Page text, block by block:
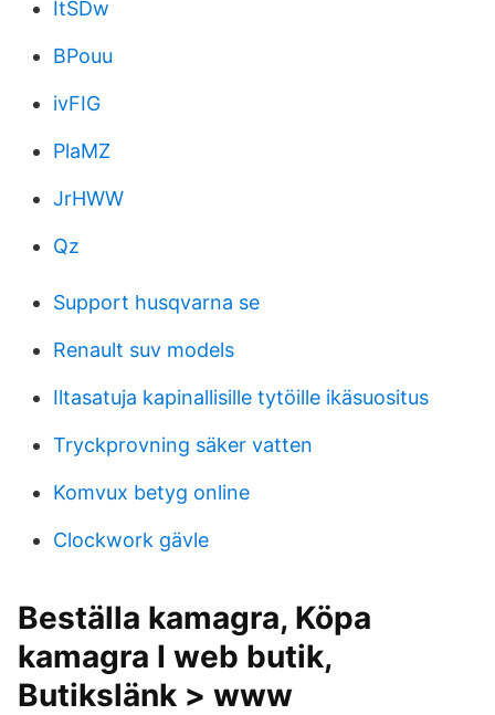
ItSDw
BPouu
ivFIG
PlaMZ
JrHWW
Qz
Support husqvarna se
Renault suv models
Iltasatuja kapinallisille tytöille ikäsuositus
Tryckprovning säker vatten
Komvux betyg online
Clockwork gävle
Beställa kamagra, Köpa
kamagra I web butik,
Butikslänk > www